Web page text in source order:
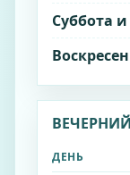
Суббота
ДЕНЬ